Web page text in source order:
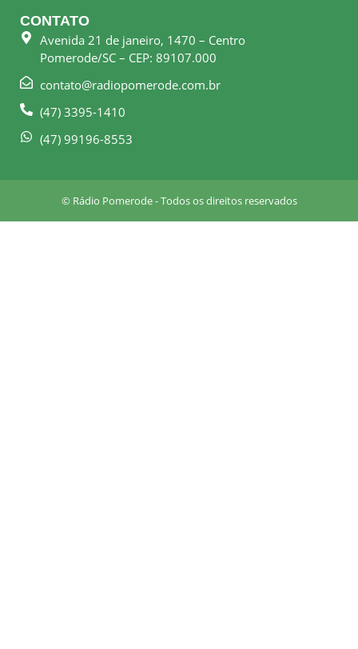
e
b
o
k
s
q
a
t
a
g
r
a
m
CONTATO
Avenida 21 de janeiro, 1470 – Centro
Pomerode/SC – CEP: 89107.000
contato@radiopomerode.com.br
(47) 3395-1410
(47) 99196-8553
© Rádio Pomerode - Todos os direitos reservados